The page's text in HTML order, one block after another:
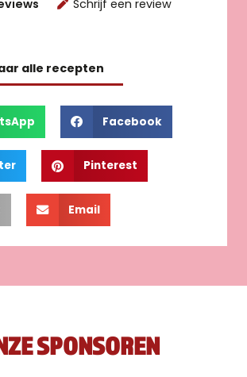
Schrijf een review
alle recepten
Facebook
Pinterest
Email
SPONSOREN